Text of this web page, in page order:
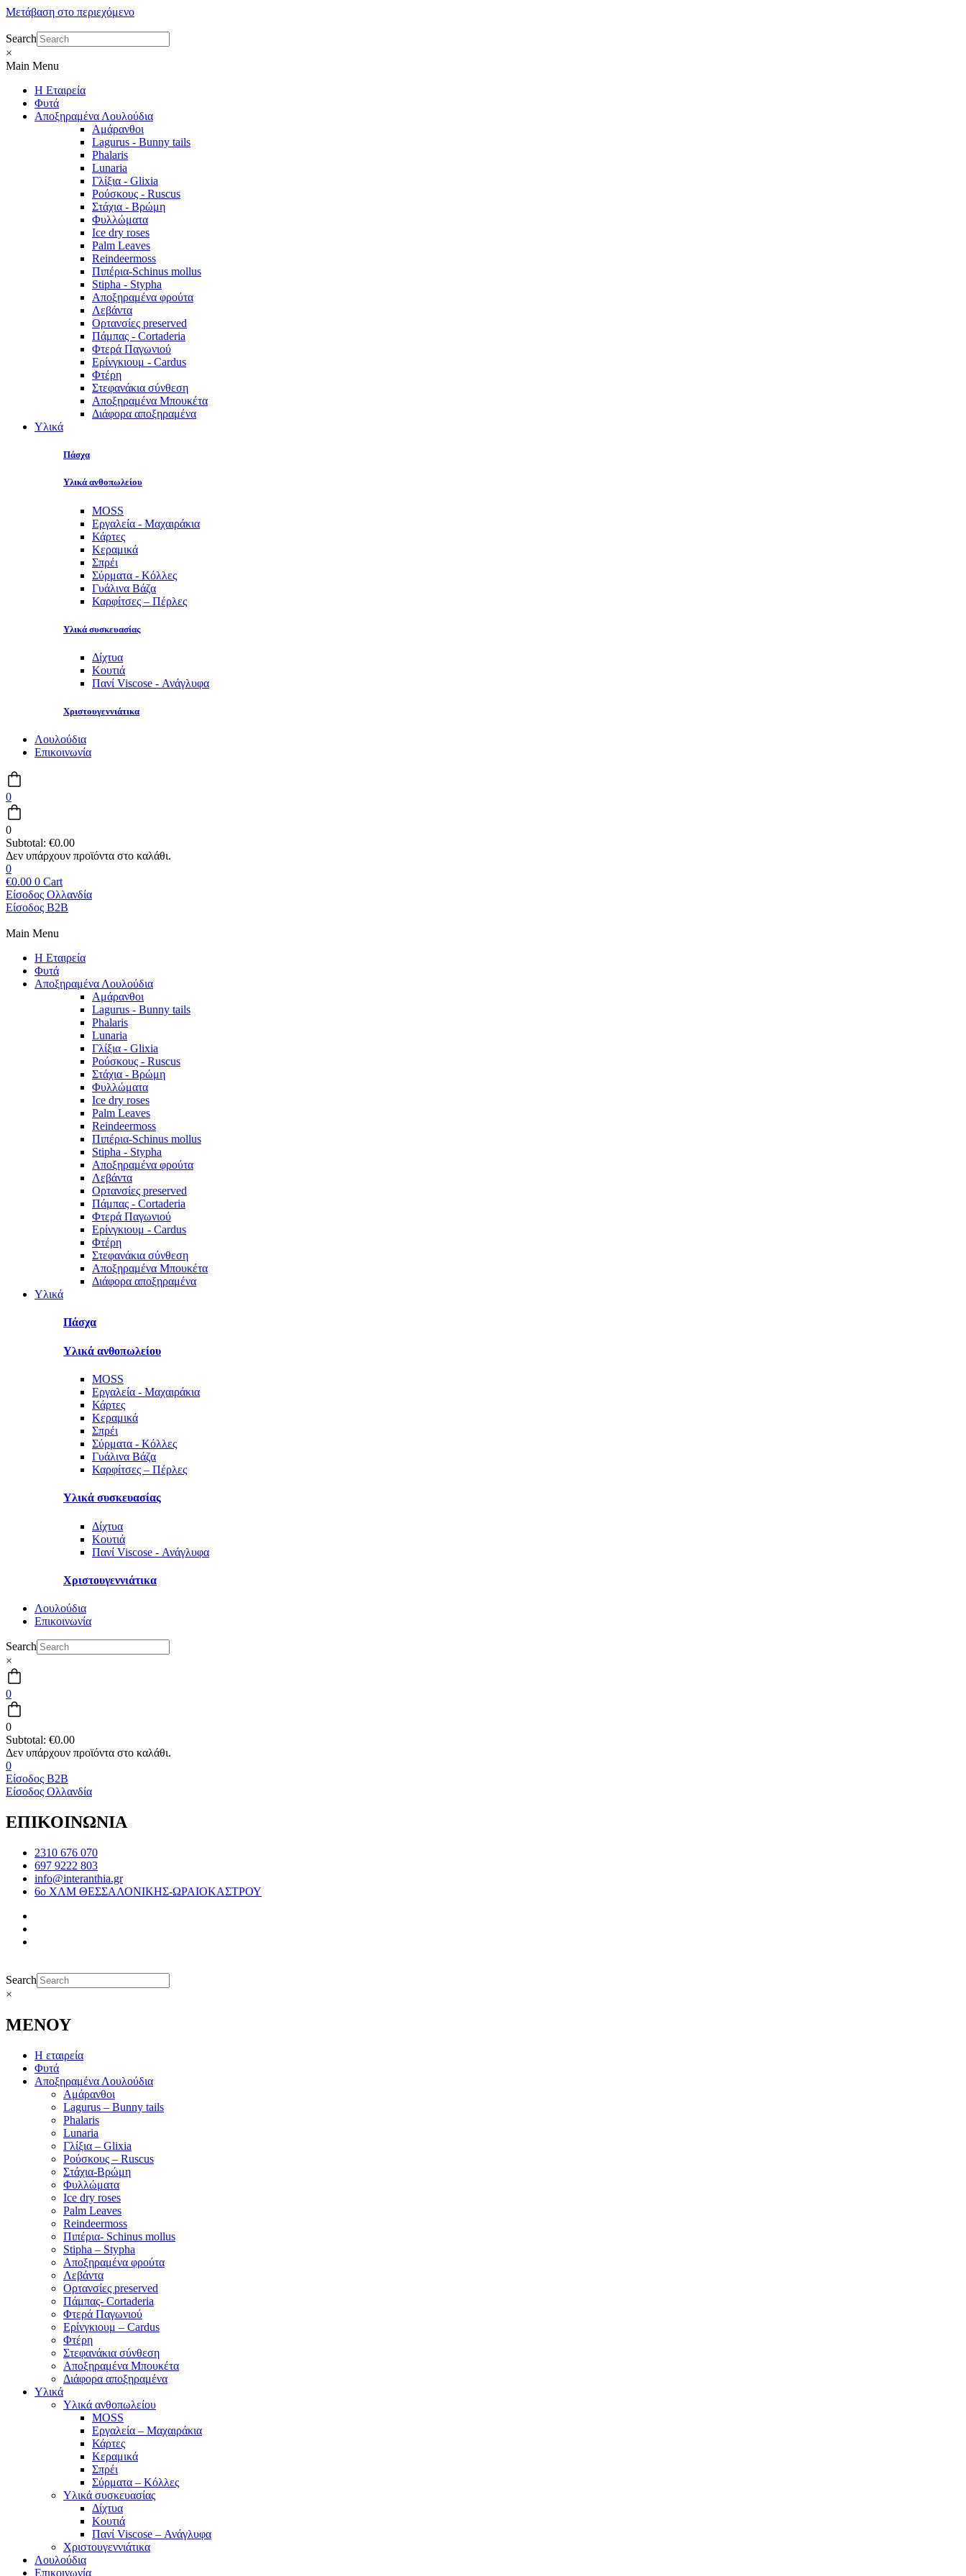
Μετάβαση στο περιεχόμενο
Search
×
Main Menu
Η Εταιρεία
Φυτά
Αποξηραμένα Λουλούδια
Αμάρανθοι
Lagurus - Bunny tails
Phalaris
Lunaria
Γλίξια - Glixia
Ρούσκους - Ruscus
Στάχια - Βρώμη
Φυλλώματα
Ice dry roses
Palm Leaves
Reindeermoss
Πιπέρια-Schinus mollus
Stipha - Stypha
Αποξηραμένα φρούτα
Λεβάντα
Ορτανσίες preserved
Πάμπας - Cortaderia
Φτερά Παγωνιού
Ερίνγκιουμ - Cardus
Φτέρη
Στεφανάκια σύνθεση
Αποξηραμένα Μπουκέτα
Διάφορα αποξηραμένα
Υλικά
Πάσχα
Υλικά ανθοπωλείου
MOSS
Εργαλεία - Μαχαιράκια
Κάρτες
Κεραμικά
Σπρέι
Σύρματα - Κόλλες
Γυάλινα Βάζα
Καρφίτσες – Πέρλες
Υλικά συσκευασίας
Δίχτυα
Κουτιά
Πανί Viscose - Ανάγλυφα
Χριστουγεννιάτικα
Λουλούδια
Επικοινωνία
0
0
Subtotal: €0.00
0
€0.00 0 Cart
Είσοδος Ολλανδία
Είσοδος B2B
Main Menu
Η Εταιρεία
Φυτά
Αποξηραμένα Λουλούδια
Αμάρανθοι
Lagurus - Bunny tails
Phalaris
Lunaria
Γλίξια - Glixia
Ρούσκους - Ruscus
Στάχια - Βρώμη
Φυλλώματα
Ice dry roses
Palm Leaves
Reindeermoss
Πιπέρια-Schinus mollus
Stipha - Stypha
Αποξηραμένα φρούτα
Λεβάντα
Ορτανσίες preserved
Πάμπας - Cortaderia
Φτερά Παγωνιού
Ερίνγκιουμ - Cardus
Φτέρη
Στεφανάκια σύνθεση
Αποξηραμένα Μπουκέτα
Διάφορα αποξηραμένα
Υλικά
Πάσχα
Υλικά ανθοπωλείου
MOSS
Εργαλεία - Μαχαιράκια
Κάρτες
Κεραμικά
Σπρέι
Σύρματα - Κόλλες
Γυάλινα Βάζα
Καρφίτσες – Πέρλες
Υλικά συσκευασίας
Δίχτυα
Κουτιά
Πανί Viscose - Ανάγλυφα
Χριστουγεννιάτικα
Λουλούδια
Επικοινωνία
Search
×
0
0
Subtotal: €0.00
0
Είσοδος B2B
Είσοδος Ολλανδία
ΕΠΙΚΟΙΝΩΝΙΑ
2310 676 070
697 9222 803
info@interanthia.gr
6ο ΧΛΜ ΘΕΣΣΑΛΟΝΙΚΗΣ-ΩΡΑΙΟΚΑΣΤΡΟΥ
Search
×
ΜΕΝΟΥ
Η εταιρεία
Φυτά
Αποξηραμένα Λουλούδια
Αμάρανθοι
Lagurus – Bunny tails
Phalaris
Lunaria
Γλίξια – Glixia
Ρούσκους – Ruscus
Στάχια-Βρώμη
Φυλλώματα
Ice dry roses
Palm Leaves
Reindeermoss
Πιπέρια- Schinus mollus
Stipha – Stypha
Αποξηραμένα φρούτα
Λεβάντα
Ορτανσίες preserved
Πάμπας- Cortaderia
Φτερά Παγωνιού
Ερίνγκιουμ – Cardus
Φτέρη
Στεφανάκια σύνθεση
Αποξηραμένα Μπουκέτα
Διάφορα αποξηραμένα
Υλικά
Υλικά ανθοπωλείου
MOSS
Εργαλεία – Μαχαιράκια
Κάρτες
Κεραμικά
Σπρέι
Σύρματα – Κόλλες
Υλικά συσκευασίας
Δίχτυα
Κουτιά
Πανί Viscose – Ανάγλυφα
Χριστουγεννιάτικα
Λουλούδια
Επικοινωνία